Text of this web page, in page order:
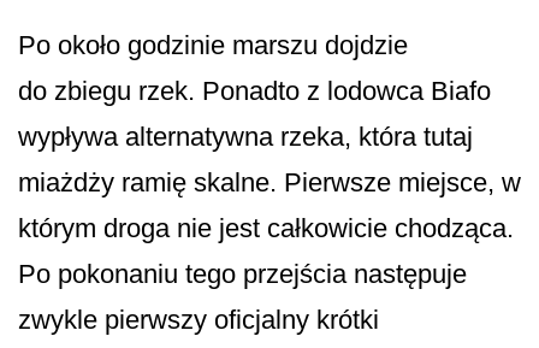
Po około godzinie marszu dojdzie
do zbiegu rzek. Ponadto z lodowca Biafo
wypływa alternatywna rzeka, która tutaj
miażdży ramię skalne. Pierwsze miejsce, w
którym droga nie jest całkowicie chodząca.
Po pokonaniu tego przejścia następuje
zwykle pierwszy oficjalny krótki